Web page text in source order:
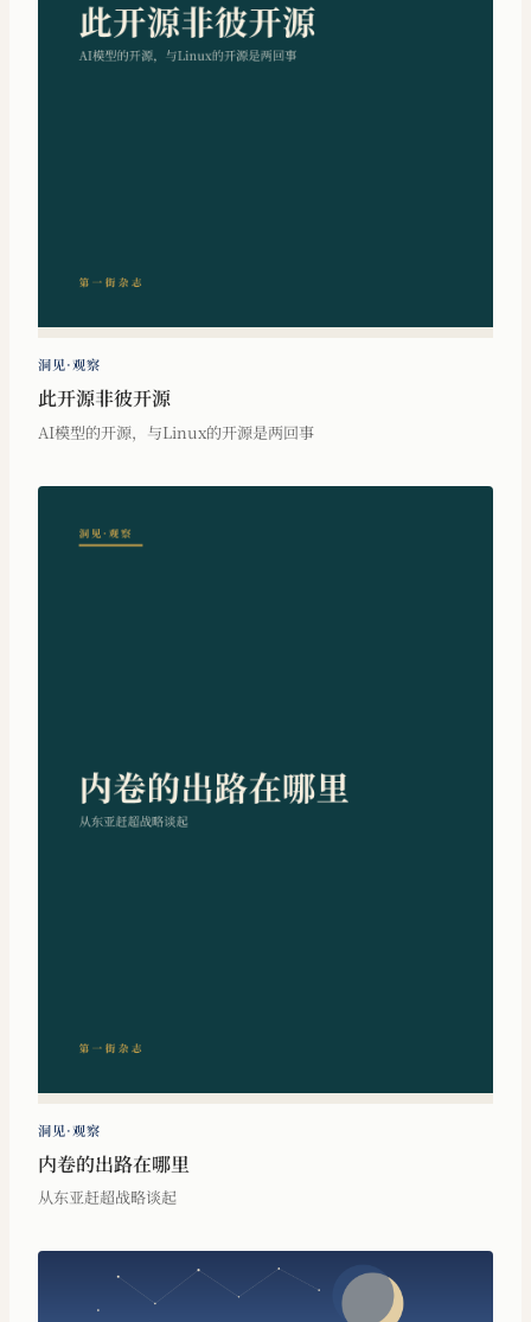
洞见·观察
此开源非彼开源
AI模型的开源，与Linux的开源是两回事
洞见·观察
内卷的出路在哪里
从东亚赶超战略谈起